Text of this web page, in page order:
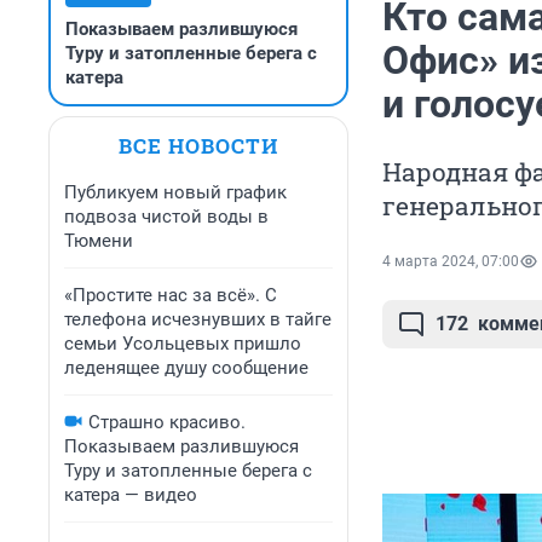
Показываем разлившуюся
Туру и затопленные берега с
катера
ВСЕ НОВОСТИ
Публикуем новый график
подвоза чистой воды в
Тюмени
«Простите нас за всё». С
телефона исчезнувших в тайге
семьи Усольцевых пришло
леденящее душу сообщение
Страшно красиво.
Показываем разлившуюся
Туру и затопленные берега с
катера — видео
Кто
Офис»
и
Народная
4 марта 2024, 07:00
172